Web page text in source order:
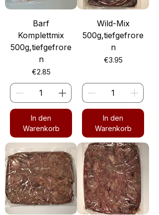
Barf
Komplettmix
500g,tiefgefrore
n
Preis
€2.85
In den
Warenkorb
Wild-Mix
500g,tiefgefrore
n
Preis
€3.95
In den
Warenkorb